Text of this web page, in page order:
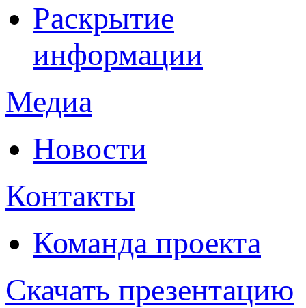
Раскрытие
информации
Медиа
Новости
Контакты
Команда проекта
Скачать презентацию